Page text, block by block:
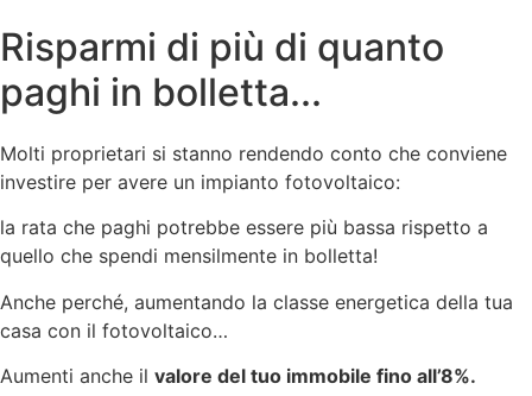
Risparmi di più di quanto
paghi in bolletta...
Molti proprietari si stanno rendendo conto che conviene
investire per avere un impianto fotovoltaico:
la rata che paghi potrebbe essere più bassa rispetto a
quello che spendi mensilmente in bolletta!
Anche perché, aumentando la classe energetica della tua
casa con il fotovoltaico…
Aumenti anche il valore del tuo immobile fino all’8%.